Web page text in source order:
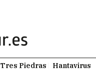
Tres Piedras Hantavirus